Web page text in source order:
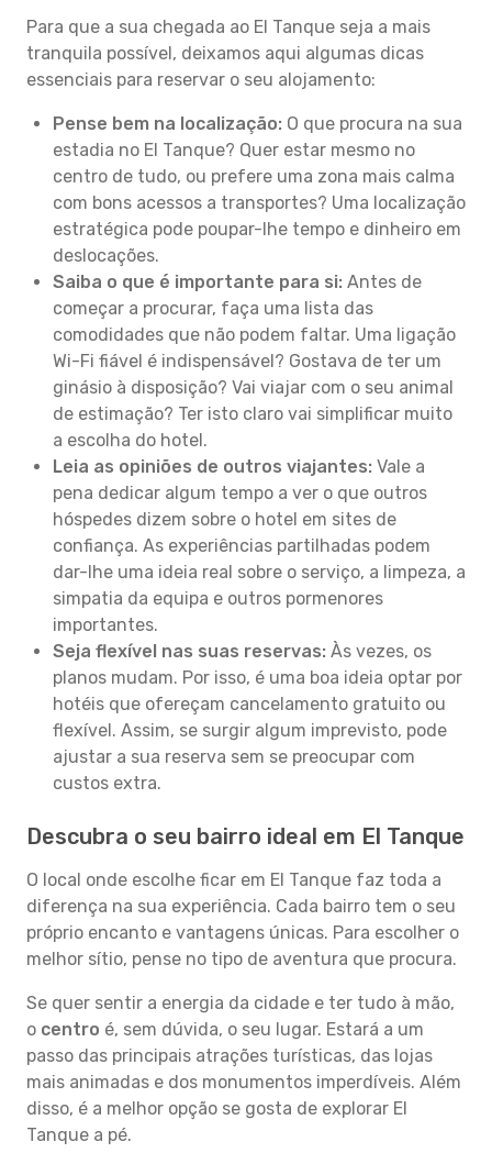
Para que a sua chegada ao El Tanque seja a mais
tranquila possível, deixamos aqui algumas dicas
essenciais para reservar o seu alojamento:
Pense bem na localização: O que procura na sua
estadia no El Tanque? Quer estar mesmo no
centro de tudo, ou prefere uma zona mais calma
com bons acessos a transportes? Uma localização
estratégica pode poupar-lhe tempo e dinheiro em
deslocações.
Saiba o que é importante para si: Antes de
começar a procurar, faça uma lista das
comodidades que não podem faltar. Uma ligação
Wi-Fi fiável é indispensável? Gostava de ter um
ginásio à disposição? Vai viajar com o seu animal
de estimação? Ter isto claro vai simplificar muito
a escolha do hotel.
Leia as opiniões de outros viajantes: Vale a
pena dedicar algum tempo a ver o que outros
hóspedes dizem sobre o hotel em sites de
confiança. As experiências partilhadas podem
dar-lhe uma ideia real sobre o serviço, a limpeza, a
simpatia da equipa e outros pormenores
importantes.
Seja flexível nas suas reservas: Às vezes, os
planos mudam. Por isso, é uma boa ideia optar por
hotéis que ofereçam cancelamento gratuito ou
flexível. Assim, se surgir algum imprevisto, pode
ajustar a sua reserva sem se preocupar com
custos extra.
Descubra o seu bairro ideal em El Tanque
O local onde escolhe ficar em El Tanque faz toda a
diferença na sua experiência. Cada bairro tem o seu
próprio encanto e vantagens únicas. Para escolher o
melhor sítio, pense no tipo de aventura que procura.
Se quer sentir a energia da cidade e ter tudo à mão,
o centro é, sem dúvida, o seu lugar. Estará a um
passo das principais atrações turísticas, das lojas
mais animadas e dos monumentos imperdíveis. Além
disso, é a melhor opção se gosta de explorar El
Tanque a pé.